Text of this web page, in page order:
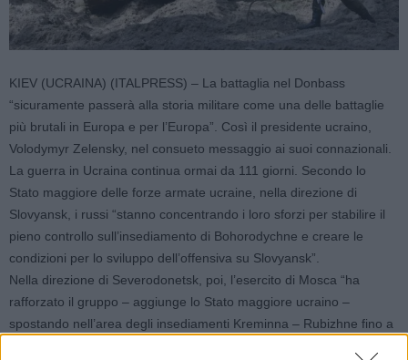
KIEV (UCRAINA) (ITALPRESS) – La battaglia nel Donbass
“sicuramente passerà alla storia militare come una delle battaglie
più brutali in Europa e per l’Europa”. Così il presidente ucraino,
Volodymyr Zelensky, nel consueto messaggio ai suoi connazionali.
La guerra in Ucraina continua ormai da 111 giorni. Secondo lo
Stato maggiore delle forze armate ucraine, nella direzione di
Slovyansk, i russi “stanno concentrando i loro sforzi per stabilire il
pieno controllo sull’insediamento di Bohorodychne e creare le
condizioni per lo sviluppo dell’offensiva su Slovyansk”.
Nella direzione di Severodonetsk, poi, l’esercito di Mosca “ha
rafforzato il gruppo – aggiunge lo Stato maggiore ucraino –
spostando nell’area degli insediamenti Kreminna – Rubizhne fino a